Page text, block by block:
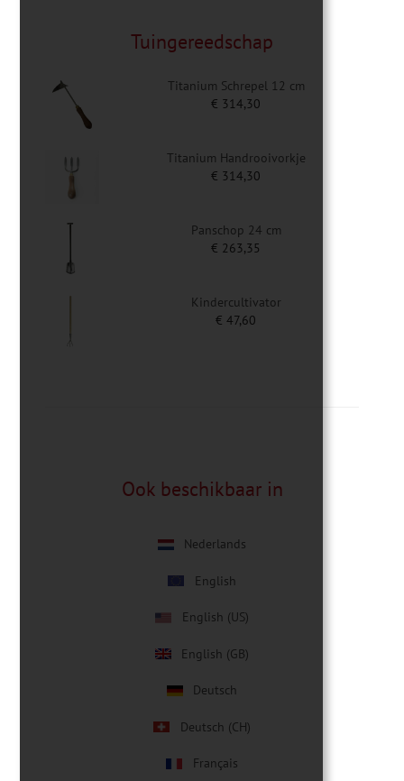
Tuingereedschap
Titanium Schrepel 12 cm
€ 314,30
Titanium Handrooivorkje
€ 314,30
Panschop 24 cm
€ 263,35
Kindercultivator
€ 47,60
Ook beschikbaar in
Nederlands
English
English (US)
English (GB)
Deutsch
Deutsch (CH)
Français